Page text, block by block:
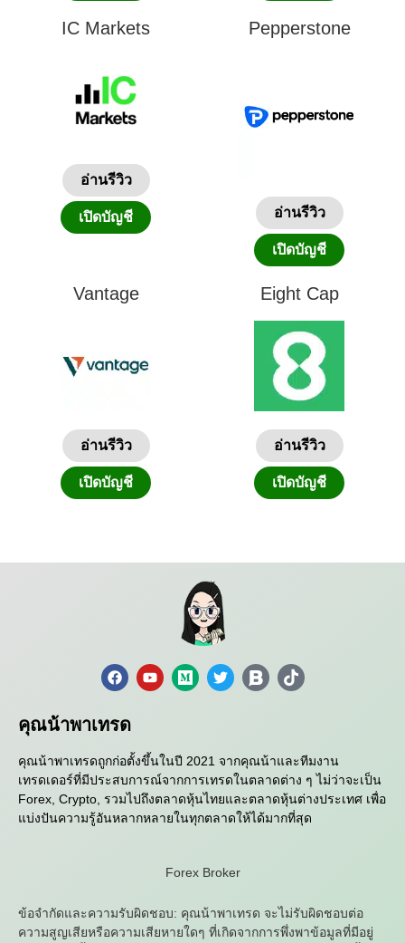
IC Markets
อ่านรีวิว
เปิดบัญชี
Pepperstone
อ่านรีวิว
เปิดบัญชี
Vantage
อ่านรีวิว
เปิดบัญชี
Eight Cap
อ่านรีวิว
เปิดบัญชี
คุณน้าพาเทรด
คุณน้าพาเทรดถูกก่อตั้งขึ้นในปี 2021 จากคุณน้าและทีมงาน
เทรดเดอร์ที่มีประสบการณ์จากการเทรดในตลาดต่าง ๆ ไม่ว่าจะเป็น
Forex, Crypto, รวมไปถึงตลาดหุ้นไทยและตลาดหุ้นต่างประเทศ เพื่อ
แบ่งปันความรู้อันหลากหลายในทุกตลาดให้ได้มากที่สุด
Forex Broker
ข้อจำกัดและความรับผิดชอบ: คุณน้าพาเทรด จะไม่รับผิดชอบต่อ
ความสูญเสียหรือความเสียหายใดๆ ที่เกิดจากการพึ่งพาข้อมูลที่มีอยู่